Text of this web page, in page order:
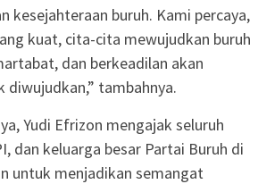
kesejahteraan buruh. Kami percaya,
kuat, cita-cita mewujudkan buruh
dan berkeadilan akan
tambahnya.
Yudi Efrizon mengajak seluruh
dan keluarga besar Partai Buruh di
untuk menjadikan semangat